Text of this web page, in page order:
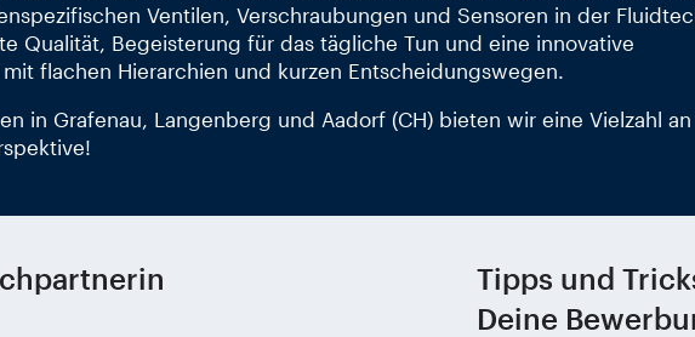
Ventilen, Verschraubungen und Sensoren in der
Qualität, Begeisterung für das tägliche Tun und eine innovative
flachen Hierarchien und kurzen Entscheidungswegen.
in Grafenau, Langenberg und Aadorf (CH) bieten wir eine Vielzahl
Tipps und
Deine